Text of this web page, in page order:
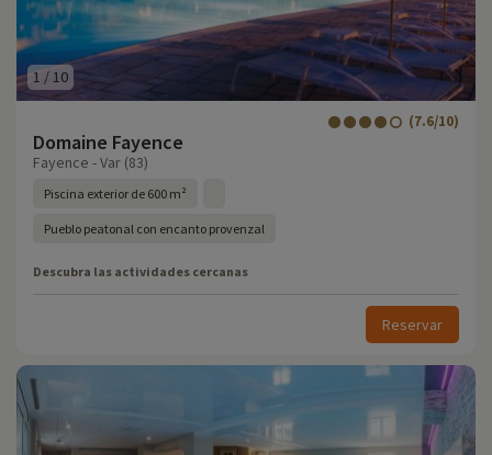
1 /10
Domaine Fayence
(7.6/10)
Fayence - Var (83)
Piscina exterior de 600 m²
Pueblo peatonal con encanto provenzal
Descubra las actividades cercanas
Reservar